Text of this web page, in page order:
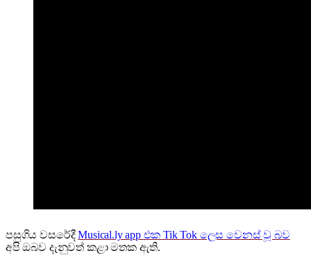
පසුගිය වසරේදීMusical.ly app එක Tik Tok ලෙස වෙනස් වූ බව
අපි ඔබව දැනුවත් කළා මතක ඇති.